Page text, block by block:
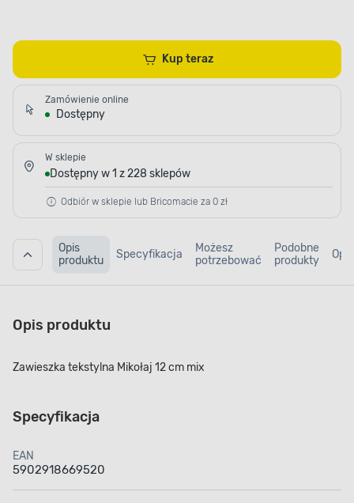
Kup teraz
Zamówienie online
Dostępny
W sklepie
Dostępny w 1 z 228 sklepów
Odbiór w sklepie lub Bricomacie za 0 zł
Opis
produktu
Specyfikacja
Możesz
potrzebować
Podobne
produkty
Opis produktu
Zawieszka tekstylna Mikołaj 12 cm mix
Specyfikacja
EAN
5902918669520